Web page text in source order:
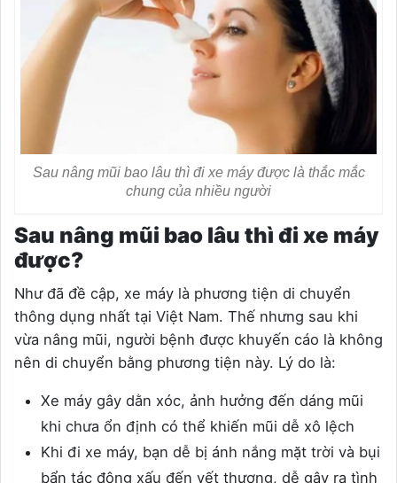
Sau nâng mũi bao lâu thì đi xe máy được là thắc mắc
chung của nhiều người
Sau nâng mũi bao lâu thì đi xe máy
được?
Như đã đề cập, xe máy là phương tiện di chuyển
thông dụng nhất tại Việt Nam. Thế nhưng sau khi
vừa nâng mũi, người bệnh được khuyến cáo là không
nên di chuyển bằng phương tiện này. Lý do là:
Xe máy gây dằn xóc, ảnh hưởng đến dáng mũi
khi chưa ổn định có thể khiến mũi dễ xô lệch
Khi đi xe máy, bạn dễ bị ánh nắng mặt trời và bụi
bẩn tác động xấu đến vết thương, dễ gây ra tình